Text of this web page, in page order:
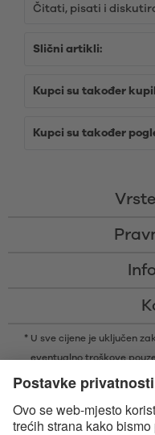
Čitati, pisati i
Slični artikli:
Kupci su također
Kupci su također
* U sve cijene je uključen
eventualno troškove
* Bluetooth® slovni znak i
Satisfyer